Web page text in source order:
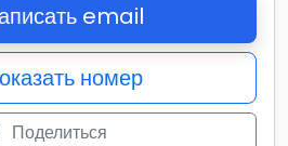
email
номер
Поделиться